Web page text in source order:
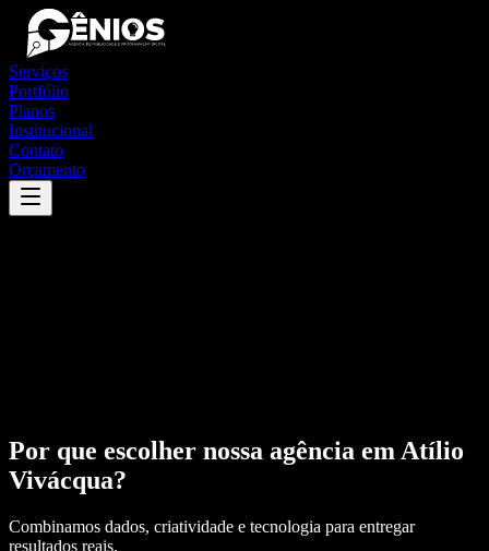
Serviços
Portfólio
Planos
Institucional
Contato
Orçamento
Por que escolher nossa agência em Atílio
Vivácqua?
Combinamos dados, criatividade e tecnologia para entregar
resultados reais.